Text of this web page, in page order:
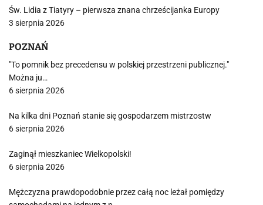
Św. Lidia z Tiatyry – pierwsza znana chrześcijanka Europy
3 sierpnia 2026
POZNAŃ
"To pomnik bez precedensu w polskiej przestrzeni publicznej."
Można ju…
6 sierpnia 2026
Na kilka dni Poznań stanie się gospodarzem mistrzostw
6 sierpnia 2026
Zaginął mieszkaniec Wielkopolski!
6 sierpnia 2026
Mężczyzna prawdopodobnie przez całą noc leżał pomiędzy